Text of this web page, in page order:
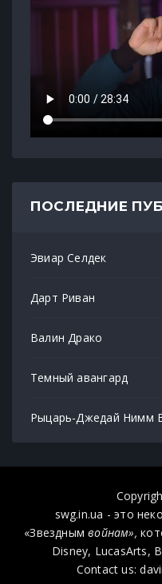
ПОСЛЕДНИЕ
Эвиар Селдек
Дарт Риван
Валин Драко
Темный авангард
Рыцарь-Джедай Нимм
swg.in.ua - это
«Звезднымвойнам»,
Disney, LucasArts,
Contact us: